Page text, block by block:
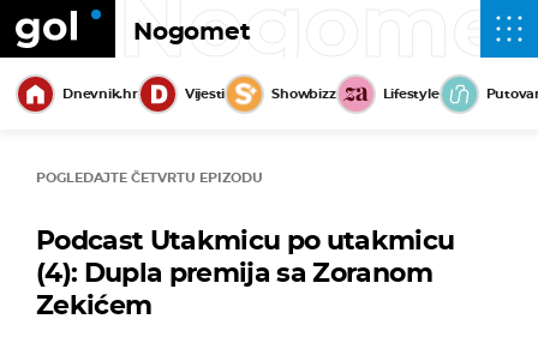
Nogomet
Dnevnik.hr Vijesti Showbizz Lifestyle
POGLEDAJTE ČETVRTU EPIZODU
Podcast Utakmicu po utakmicu
(4): Dupla premija sa Zoranom
Zekićem